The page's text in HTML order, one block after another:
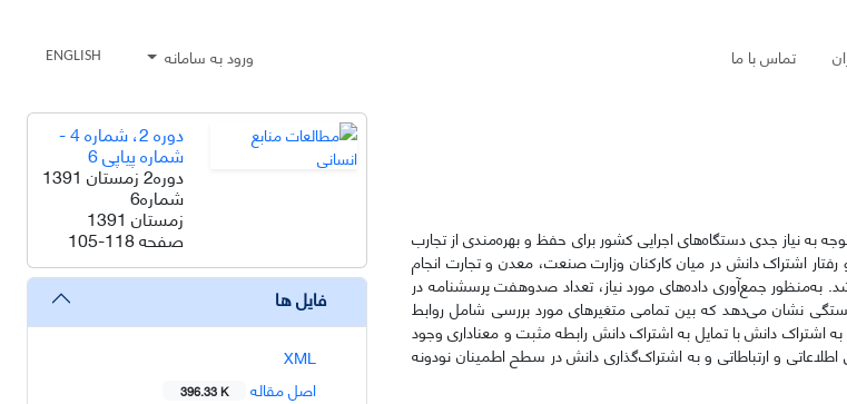
تماس با ما ورود به سامانه ENGLISH
به نیاز جدی دستگاه‌های اجرایی کشور برای حفظ و بهره‌مندی از تجارب
اشتراک دانش در میان کارکنان وزارت صنعت، معدن و تجارت انجام
جمع‌آوری داده‌های مورد نیاز، تعداد صدوهفت پرسشنامه در
نشان می‌دهد که بین تمامی متغیرهای مورد بررسی شامل روابط
اشتراک دانش با تمایل به اشتراک دانش رابطه مثبت و معناداری وجود
و ارتباطاتی و به اشتراک‌گذاری دانش در سطح اطمینان نودونه
دوره 2، شماره 4 -
شماره پیاپی 6
دوره2 زمستان 1391
شماره6
زمستان 1391
صفحه105-118
فایل ها
XML
اصل مقاله
396.33 K